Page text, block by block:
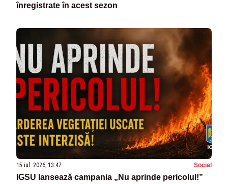
înregistrate în acest sezon
15 iul. 2026, 13:47 Social
IGSU lansează campania „Nu aprinde pericolul!”